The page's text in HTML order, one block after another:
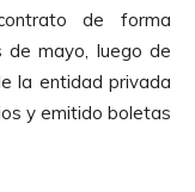
de forma
de mayo, luego de
la entidad privada
y emitido boletas